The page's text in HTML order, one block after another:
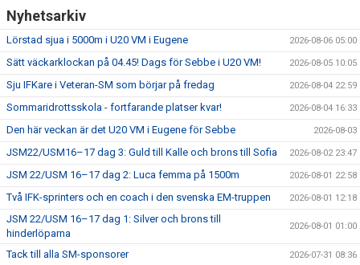
Nyhetsarkiv
Lörstad sjua i 5000m i U20 VM i Eugene 2026-08-06 05:00
Sätt väckarklockan på 04.45! Dags för Sebbe i U20 VM! 2026-08-05 10:05
Sju IFKare i Veteran-SM som börjar på fredag 2026-08-04 22:59
Sommaridrottsskola - fortfarande platser kvar! 2026-08-04 16:33
Den här veckan är det U20 VM i Eugene för Sebbe 2026-08-03
JSM22/USM16–17 dag 3: Guld till Kalle och brons till Sofia 2026-08-02 23:47
JSM 22/USM 16–17 dag 2: Luca femma på 1500m 2026-08-01 22:58
Två IFK-sprinters och en coach i den svenska EM-truppen 2026-08-01 12:18
JSM 22/USM 16–17 dag 1: Silver och brons till
hinderlöparna
2026-08-01 01:00
Tack till alla SM-sponsorer 2026-07-31 08:36